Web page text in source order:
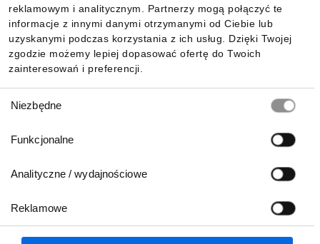
reklamowym i analitycznym. Partnerzy mogą połączyć te
informacje z innymi danymi otrzymanymi od Ciebie lub
uzyskanymi podczas korzystania z ich usług. Dzięki Twojej
zgodzie możemy lepiej dopasować ofertę do Twoich
zainteresowań i preferencji.
zgody
Niezbędne
Funkcjonalne
Analityczne / wydajnościowe
Reklamowe
Pobierz naszą aplikację mobilną:
801 500 700 lub 71 37 61 600